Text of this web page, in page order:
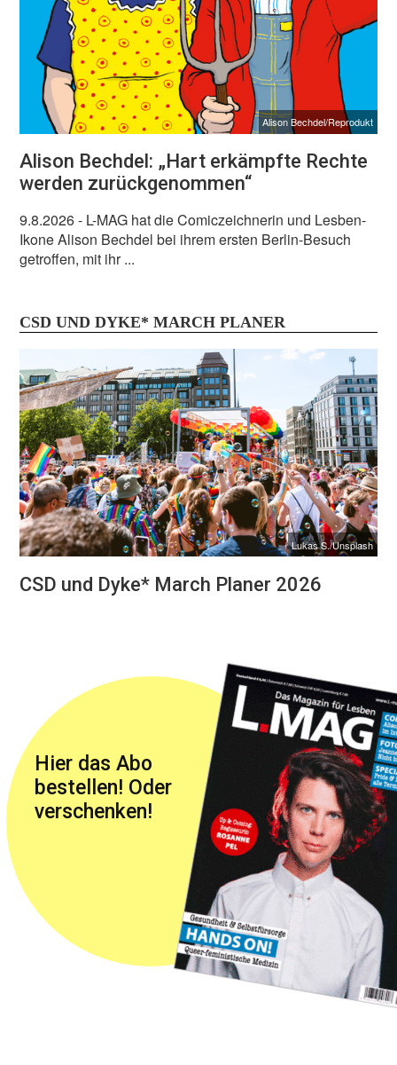
Alison Bechdel/Reprodukt
Alison Bechdel: „Hart erkämpfte Rechte
werden zurückgenommen“
9.8.2026- L-MAG hat die Comiczeichnerin und Lesben-
Ikone Alison Bechdel bei ihrem ersten Berlin-Besuch
getroffen, mit ihr ...
CSD UND DYKE* MARCH PLANER
Lukas S./Unsplash
CSD und Dyke* March Planer 2026
Hier das Abo
bestellen! Oder
verschenken!